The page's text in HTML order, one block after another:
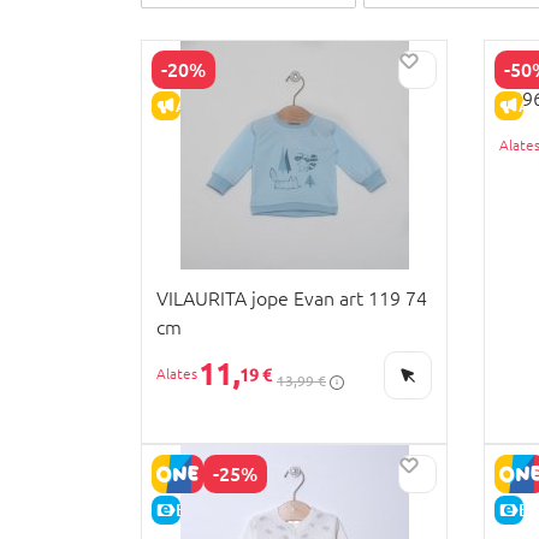
-20%
ALLAHINDLUS
VILAURITA jope Evan art 119 74
cm
11,19 € 13,99 €
-
-25%
E-HIND E-